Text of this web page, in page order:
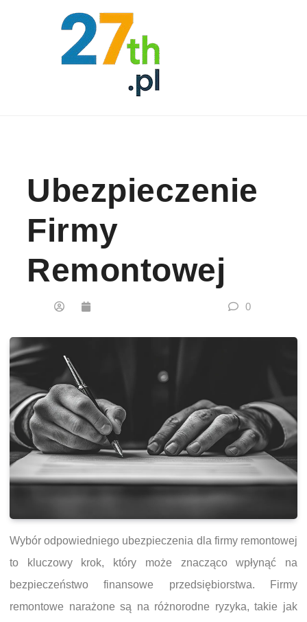
Ubezpieczenie
Firmy
Remontowej
0
Wybór odpowiedniego ubezpieczenia dla firmy remontowej
to kluczowy krok, który może znacząco wpłynąć na
bezpieczeństwo finansowe przedsiębiorstwa. Firmy
remontowe narażone są na różnorodne ryzyka, takie jak